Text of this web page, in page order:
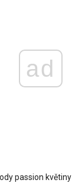
ad
passion květiny